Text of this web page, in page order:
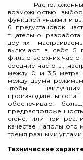
Расположенный
возможностью
функцией «нажми и
6 предустановок
тщательно
других
включают в себя 5
фильтр верхних
средние частоты,
между 0 и 3,5 метра.
между двумя
чтобы
обеспечивают
стене, или при
качестве
тремя разными углами
Технические